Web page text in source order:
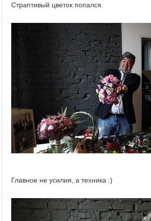
Страптивый цветок попался.
Главное не усилия, а техника :)